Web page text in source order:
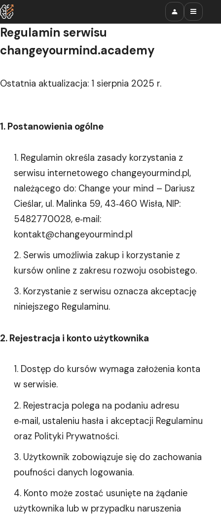
Regulamin serwisu
changeyourmind.academy
Ostatnia aktualizacja: 1 sierpnia 2025 r.
1. Postanowienia ogólne
Regulamin określa zasady korzystania z
serwisu internetowego changeyourmind.pl,
należącego do: Change your mind – Dariusz
Cieślar, ul. Malinka 59, 43‑460 Wisła, NIP:
5482770028, e‑mail:
kontakt@changeyourmind.pl
Serwis umożliwia zakup i korzystanie z
kursów online z zakresu rozwoju osobistego.
Korzystanie z serwisu oznacza akceptację
niniejszego Regulaminu.
2. Rejestracja i konto użytkownika
Dostęp do kursów wymaga założenia konta
w serwisie.
Rejestracja polega na podaniu adresu
e‑mail, ustaleniu hasła i akceptacji Regulaminu
oraz Polityki Prywatności.
Użytkownik zobowiązuje się do zachowania
poufności danych logowania.
Konto może zostać usunięte na żądanie
użytkownika lub w przypadku naruszenia